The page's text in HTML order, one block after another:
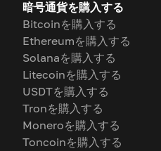
暗号通貨を購入する
Bitcoinを購入する
Ethereumを購入する
Solanaを購入する
Litecoinを購入する
USDTを購入する
Tronを購入する
Moneroを購入する
Toncoinを購入する